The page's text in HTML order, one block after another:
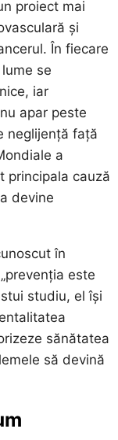
proiect mai
și
În fiecare
se
iar
apar peste
neglijență față
a
principala cauză
devine
în
este
studiu, el își
sănătatea
să devină